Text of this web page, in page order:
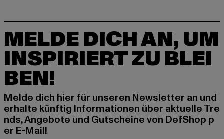
MELDE DICH AN, UM
INSPIRIERT ZU BLEI
BEN!
Melde dich hier für unseren Newsletter an und
erhalte künftig Informationen über aktuelle Tre
nds, Angebote und Gutscheine von DefShop p
er E-Mail!